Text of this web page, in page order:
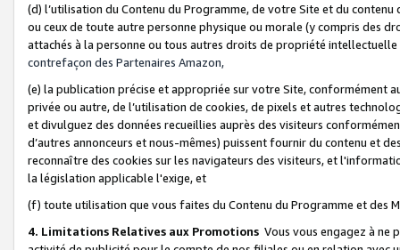
(d) l’utilisation du Contenu du Programme, de votre Site et du
ou ceux de toute autre personne physique ou morale (y compris des
attachés à la personne ou tous autres droits de propriété
contrefaçon des Partenaires Amazon,
(e) la publication précise et appropriée sur votre Site, conformément
privée ou autre, de l’utilisation de cookies, de pixels et autres
et divulguez des données recueillies auprès des visiteurs
d’autres annonceurs et nous-mêmes) puissent fournir du contenu et
reconnaître des cookies sur les navigateurs des visiteurs, et
la législation applicable l'exige, et
(f) toute utilisation que vous faites du Contenu du Programme et des
4. Limitations Relatives aux Promotions Vous vous engagez à ne